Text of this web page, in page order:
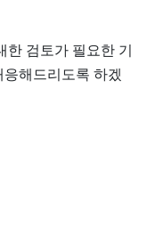
검토가 필요한 기
해드리도록 하겠